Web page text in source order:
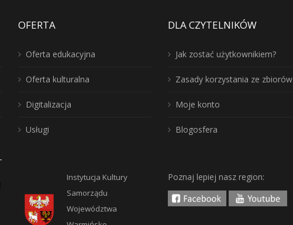
OFERTA
Oferta edukacyjna
Oferta kulturalna
Digitalizacja
Usługi
Instytucja Kultury
Samorządu
Województwa
DLA CZYTELNIKÓW
Jak zostać użytkownikiem?
Zasady korzystania ze zbiorów
Moje konto
Blogosfera
Poznaj lepiej nasz region: